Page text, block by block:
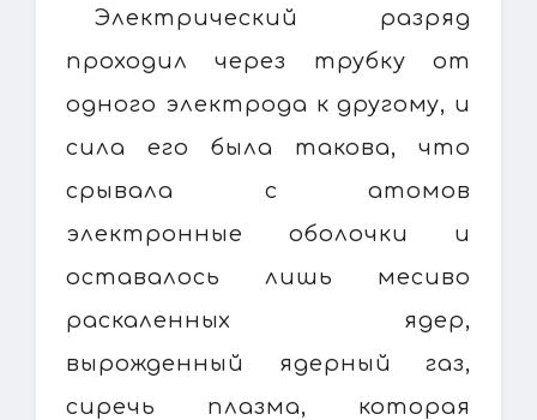
Электрический разряд
проходил через трубку от
одного электрода к другому, и
сила его была такова, что
срывала с атомов
электронные оболочки и
оставалось лишь месиво
раскаленных ядер,
вырожденный ядерный газ,
сиречь плазма, которая